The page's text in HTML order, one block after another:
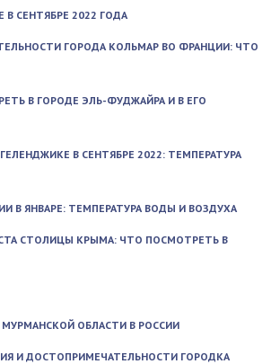
В СЕНТЯБРЕ 2022 ГОДА
ГОРОДА КОЛЬМАР ВО ФРАНЦИИ: ЧТО
В ГОРОДЕ ЭЛЬ-ФУДЖАЙРА И В ЕГО
В СЕНТЯБРЕ 2022: ТЕМПЕРАТУРА
В ЯНВАРЕ: ТЕМПЕРАТУРА ВОДЫ И ВОЗДУХА
СТОЛИЦЫ КРЫМА: ЧТО ПОСМОТРЕТЬ В
ОБЛАСТИ В РОССИИ
И ДОСТОПРИМЕЧАТЕЛЬНОСТИ ГОРОДКА